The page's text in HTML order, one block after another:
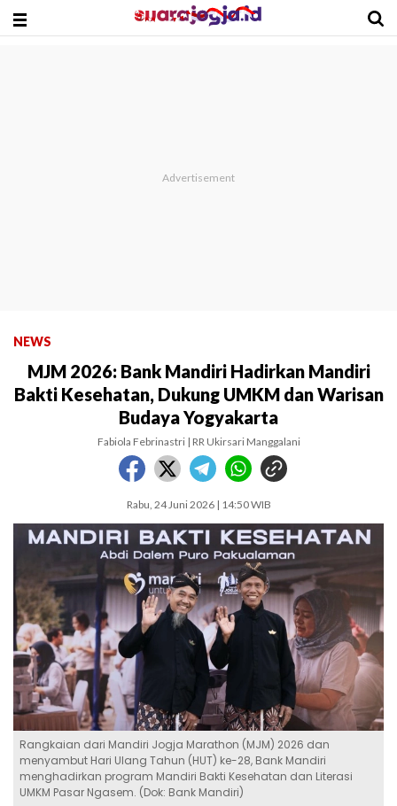
NEWS
MJM 2026: Bank Mandiri Hadirkan Mandiri
Bakti Kesehatan, Dukung UMKM dan Warisan
Budaya Yogyakarta
Fabiola Febrinastri | RR Ukirsari Manggalani
Rabu, 24 Juni 2026 | 14:50 WIB
Rangkaian dari Mandiri Jogja Marathon (MJM) 2026 dan
menyambut Hari Ulang Tahun (HUT) ke-28, Bank Mandiri
menghadirkan program Mandiri Bakti Kesehatan dan Literasi
UMKM Pasar Ngasem. (Dok: Bank Mandiri)